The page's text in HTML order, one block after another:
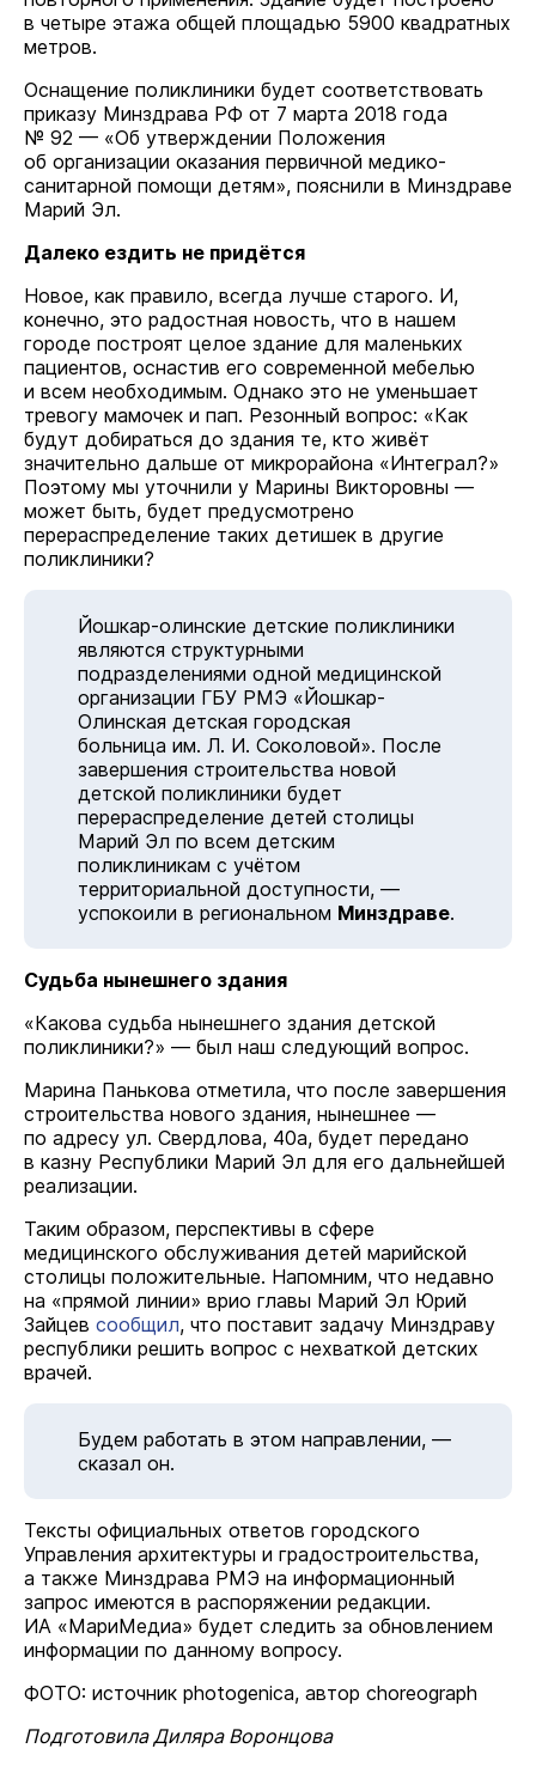
в четыре этажа общей площадью 5900 квадратных
метров.
Оснащение поликлиники будет соответствовать
приказу Минздрава РФ от 7 марта 2018 года
№ 92 — «Об утверждении Положения
об организации оказания первичной медико-
санитарной помощи детям», пояснили в Минздраве
Марий Эл.
Далеко ездить не придётся
Новое, как правило, всегда лучше старого. И,
конечно, это радостная новость, что в нашем
городе построят целое здание для маленьких
пациентов, оснастив его современной мебелью
и всем необходимым. Однако это не уменьшает
тревогу мамочек и пап. Резонный вопрос: «Как
будут добираться до здания те, кто живёт
значительно дальше от микрорайона «Интеграл?»
Поэтому мы уточнили у Марины Викторовны —
может быть, будет предусмотрено
перераспределение таких детишек в другие
поликлиники?
Йошкар-олинские детские поликлиники
являются структурными
подразделениями одной медицинской
организации ГБУ РМЭ «Йошкар-
Олинская детская городская
больница им. Л. И. Соколовой». После
завершения строительства новой
детской поликлиники будет
перераспределение детей столицы
Марий Эл по всем детским
поликлиникам с учётом
территориальной доступности, —
успокоили в региональном Минздраве.
Судьба нынешнего здания
«Какова судьба нынешнего здания детской
поликлиники?» — был наш следующий вопрос.
Марина Панькова отметила, что после завершения
строительства нового здания, нынешнее —
по адресу ул. Свердлова, 40а, будет передано
в казну Республики Марий Эл для его дальнейшей
реализации.
Таким образом, перспективы в сфере
медицинского обслуживания детей марийской
столицы положительные. Напомним, что недавно
на «прямой линии» врио главы Марий Эл Юрий
Зайцев сообщил, что поставит задачу Минздраву
республики решить вопрос с нехваткой детских
врачей.
Будем работать в этом направлении, —
сказал он.
Тексты официальных ответов городского
Управления архитектуры и градостроительства,
а также Минздрава РМЭ на информационный
запрос имеются в распоряжении редакции.
ИА «МариМедиа» будет следить за обновлением
информации по данному вопросу.
ФОТО: источник photogenica, автор choreograph
Подготовила Диляра Воронцова